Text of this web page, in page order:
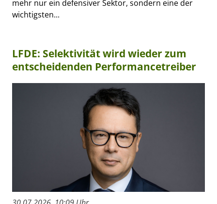
mehr nur ein defensiver Sektor, sondern eine der
wichtigsten...
LFDE: Selektivität wird wieder zum
entscheidenden Performancetreiber